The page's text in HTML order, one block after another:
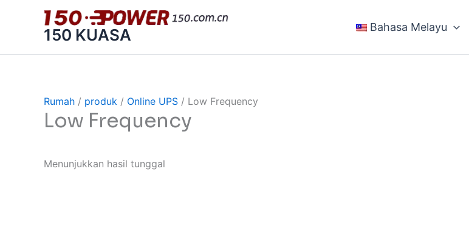
容
150 KUASA Bahasa Melayu
Rumah / produk / Online UPS / Low Frequency
Low Frequency
Menunjukkan hasil tunggal